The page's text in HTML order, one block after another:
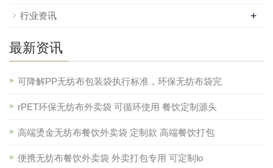
行业资讯 +
最新资讯
可降解PP无纺布包装袋执行标准，环保无纺布袋完
rPET环保无纺布外卖袋 可循环使用 餐饮定制源头
高端烫金无纺布餐饮外卖袋 定制款 高端餐饮打包
便携无纺布餐饮外卖袋 外卖打包专用 可定制lo